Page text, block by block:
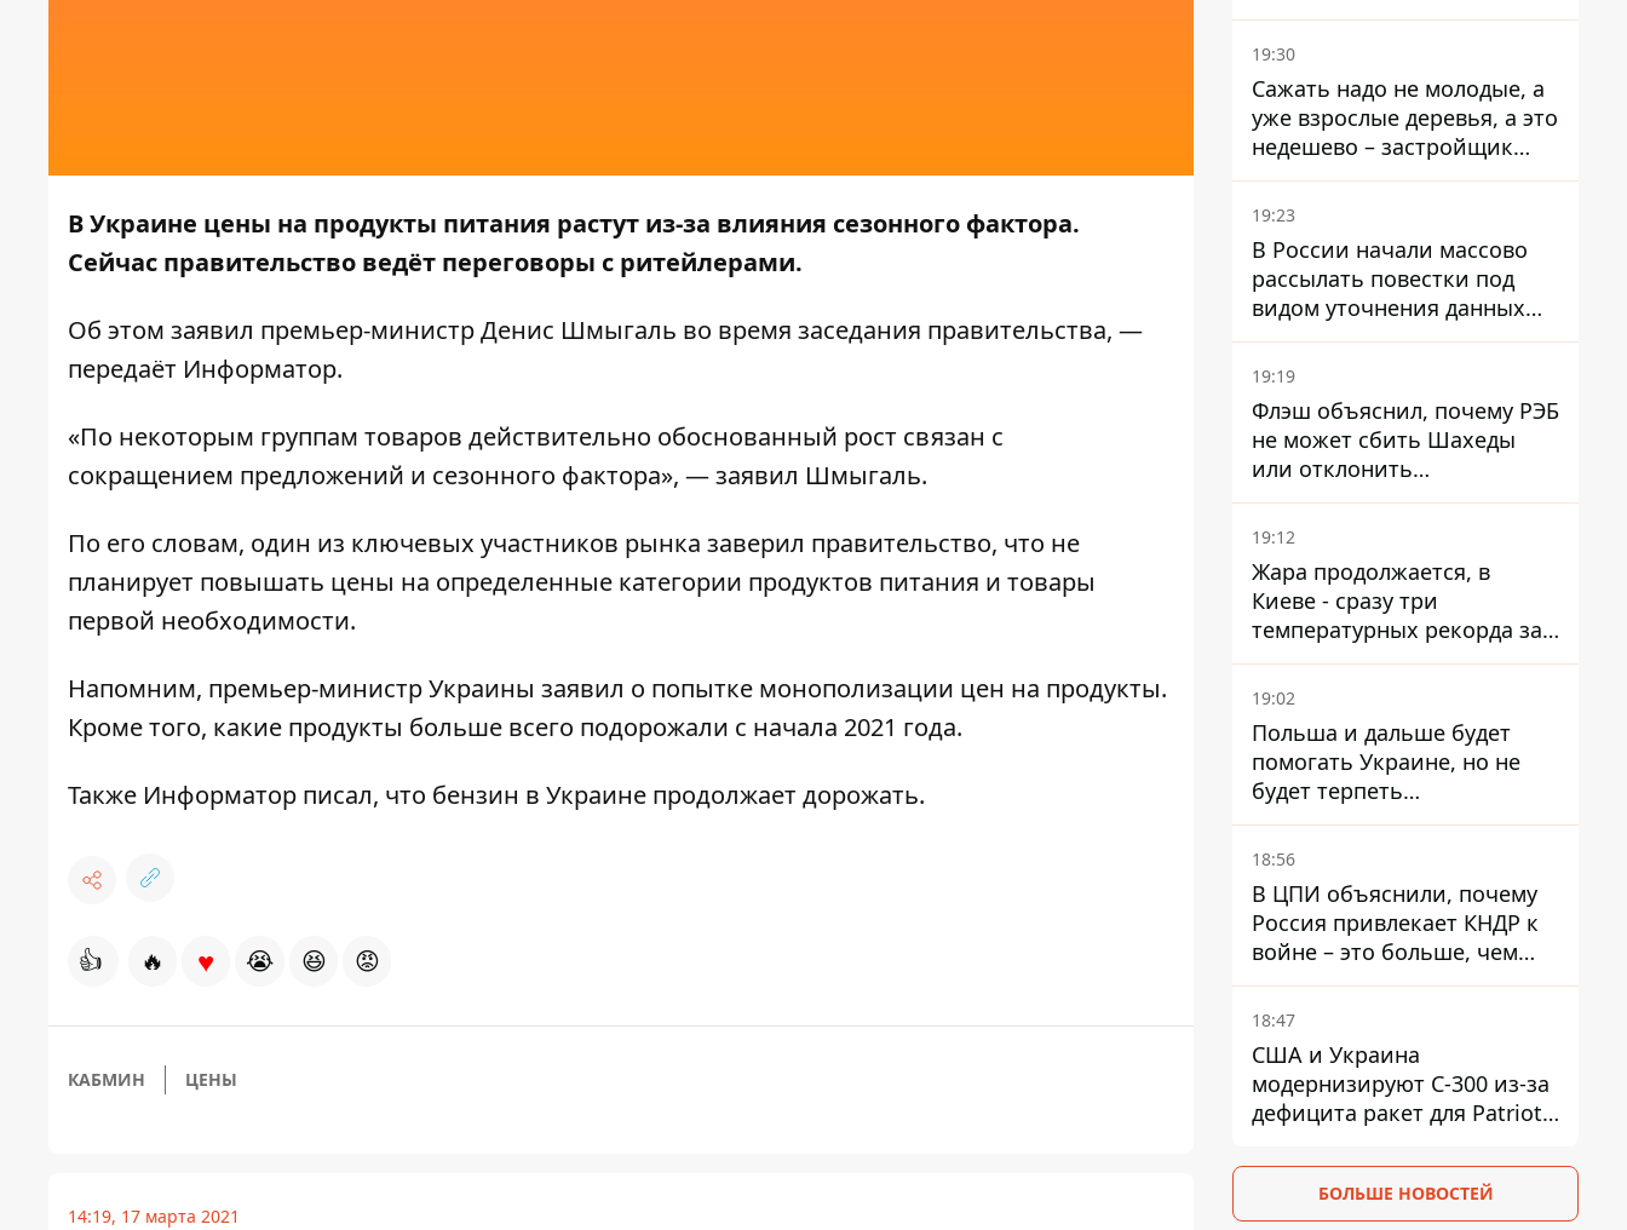
В Украине цены на продукты питания растут из-за влияния сезонного фактора.
Сейчас правительство ведёт переговоры с ритейлерами.
Об этом заявил премьер-министр Денис Шмыгаль во время заседания правительства, —
передаёт Информатор.
«По некоторым группам товаров действительно обоснованный рост связан с
сокращением предложений и сезонного фактора», — заявил Шмыгаль.
По его словам, один из ключевых участников рынка заверил правительство, что не
планирует повышать цены на определенные категории продуктов питания и товары
первой необходимости.
Напомним, премьер-министр Украины заявил о попытке монополизации цен на продукты.
Кроме того, какие продукты больше всего подорожали с начала 2021 года.
Также Информатор писал, что бензин в Украине продолжает дорожать.
👍 🔥 ♥ 😭 😆 😡
КАБМИН ЦЕНЫ
14:19, 17 марта 2021
стратегического
госпредприятия - работала
заместителем Галущенко
19:30
Сажать надо не молодые, а
уже взрослые деревья, а это
недешево – застройщик
Никонов
19:23
В России начали массово
рассылать повестки под
видом уточнения данных
для набора контрактников
19:19
Флэш объяснил, почему РЭБ
не может сбить Шахеды
или отклонить
баллистические ракеты
19:12
Жара продолжается, в
Киеве - сразу три
температурных рекорда за
день
19:02
Польша и дальше будет
помогать Украине, но не
будет терпеть
"бандеровскую символику" -
Навроцкий
18:56
В ЦПИ объяснили, почему
Россия привлекает КНДР к
войне – это больше, чем
ракеты
18:47
США и Украина
модернизируют С-300 из-за
дефицита ракет для Patriot -
БОЛЬШЕ НОВОСТЕЙ